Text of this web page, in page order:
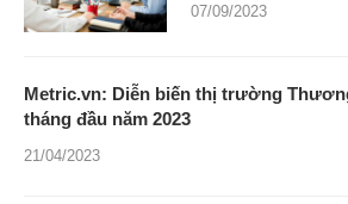
07/09/2023
Metric.vn: Diễn biến thị trường
tháng đầu năm 2023
21/04/2023